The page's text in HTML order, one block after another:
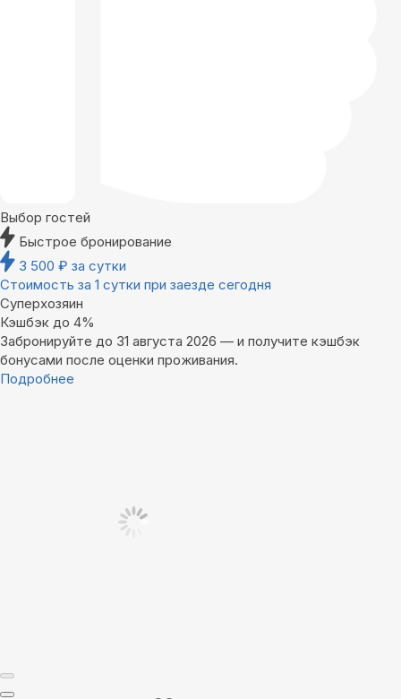
Выбор гостей
Быстрое бронирование
3 500 ₽ за сутки
Стоимость за 1 сутки при заезде сегодня
Суперхозяин
Кэшбэк до 4%
Забронируйте до 31 августа 2026 — и получите кэшбэк
бонусами после оценки проживания.
Подробнее